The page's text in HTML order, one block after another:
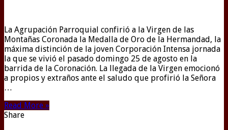
La Agrupación Parroquial confirió a la Virgen de las
Montañas Coronada la Medalla de Oro de la Hermandad, la
máxima distinción de la joven Corporación Intensa jornada
la que se vivió el pasado domingo 25 de agosto en la
barrida de la Coronación. La llegada de la Virgen emocionó
a propios y extraños ante el saludo que profirió la Señora
…
Read More »
Share